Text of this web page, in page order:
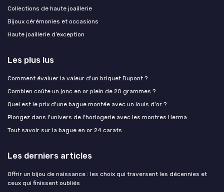
Collections de haute joaillerie
Bijoux cérémonies et occasions
Haute joaillerie d’exception
Les plus lus
Comment évaluer la valeur d'un briquet Dupont ?
Combien coûte un jonc en or plein de 20 grammes ?
Quel est le prix d'une bague montée avec un louis d'or ?
Plongez dans l'univers de l'horlogerie avec les montres Herma
Tout savoir sur la bague en or 24 carats
Les derniers articles
Offrir un bijou de naissance : les choix qui traversent les décennies et
ceux qui finissent oubliés